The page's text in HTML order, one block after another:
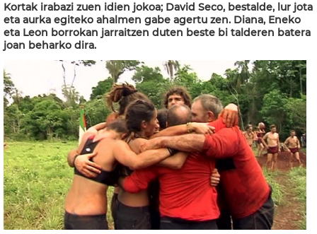
Kortak irabazi zuen idien jokoa; David Seco, bestalde, lur jota
eta aurka egiteko ahalmen gabe agertu zen. Diana, Eneko
eta Leon borrokan jarraitzen duten beste bi talderen batera
joan beharko dira.